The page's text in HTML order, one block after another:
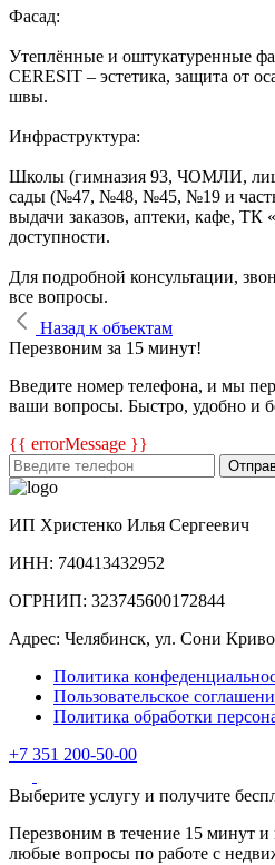
Фасад:
Утеплённые и оштукатуренные
CERESIT – эстетика, защита от
швы.
Инфраструктура:
Школы (гимназия 93, ЧОМЛИ,
сады (№47, №48, №45, №19 и
выдачи заказов, аптеки, кафе,
доступности.
Для подробной консультации,
все вопросы.
Назад к объектам
Перезвоним за 15 минут!
Введите номер телефона, и мы
ваши вопросы. Быстро, удобно и
{{ errorMessage }}
ИП Христенко Илья Сергеевич
ИНН: 740413432952
ОГРНИП: 323745600172844
Адрес: Челябинск, ул. Сони
Политика
Пользовательское
Политика обработки
+7 351 200-50-00
Выберите услугу и получите
Перезвоним в течение 15 минут и
любые вопросы по работе с